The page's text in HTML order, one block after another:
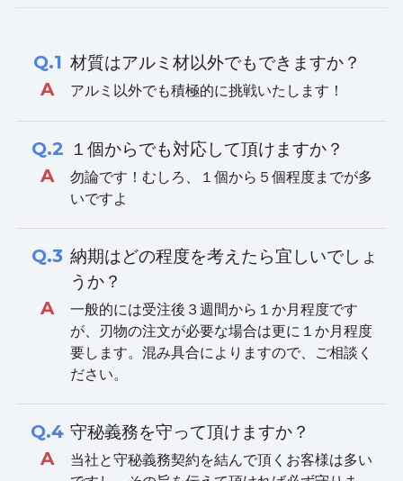
Q.1 材質はアルミ材以外でもできますか？
A アルミ以外でも積極的に挑戦いたします！
Q.2 １個からでも対応して頂けますか？
A
勿論です！むしろ、１個から５個程度までが多
いですよ
Q.3 納期はどの程度を考えたら宜しいでしょ
うか？
A
一般的には受注後３週間から１か月程度です
が、刃物の注文が必要な場合は更に１か月程度
要します。混み具合によりますので、ご相談く
ださい。
Q.4 守秘義務を守って頂けますか？
A
当社と守秘義務契約を結んで頂くお客様は多い